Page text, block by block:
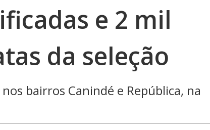
e 2 mil
da seleção
bairros Canindé e República, na